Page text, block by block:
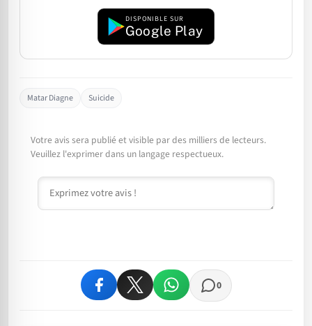
DISPONIBLE SUR
Google Play
Matar Diagne Suicide
Votre avis sera publié et visible par des milliers de lecteurs.
Veuillez l'exprimer dans un langage respectueux.
Commentaire
0